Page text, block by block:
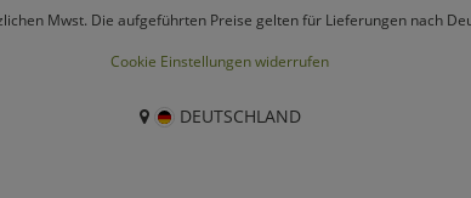
Mwst. Die aufgeführten Preise gelten für Lieferungen nach
Cookie Einstellungen widerrufen
DEUTSCHLAND